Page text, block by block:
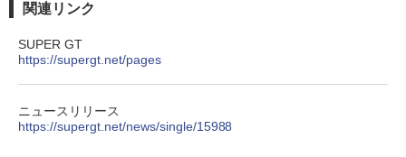
関連リンク
SUPER GT
https://supergt.net/pages
ニュースリリース
https://supergt.net/news/single/15988